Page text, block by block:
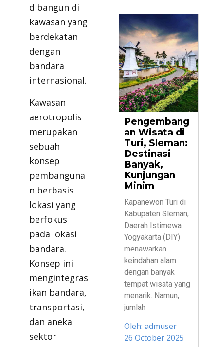
dibangun di
kawasan yang
berdekatan
dengan
bandara
internasional.
Kawasan
aerotropolis
merupakan
sebuah
konsep
pembanguna
n berbasis
lokasi yang
berfokus
pada lokasi
bandara.
Konsep ini
mengintegras
ikan bandara,
transportasi,
dan aneka
sektor
Pengembang
an Wisata di
Turi, Sleman:
Destinasi
Banyak,
Kunjungan
Minim
Kapanewon Turi di
Kabupaten Sleman,
Daerah Istimewa
Yogyakarta (DIY)
menawarkan
keindahan alam
dengan banyak
tempat wisata yang
menarik. Namun,
jumlah
Oleh: admuser
26 October 2025